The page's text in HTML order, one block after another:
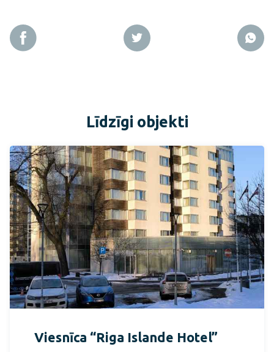
Līdzīgi objekti
Viesnīca “Riga Islande Hotel”